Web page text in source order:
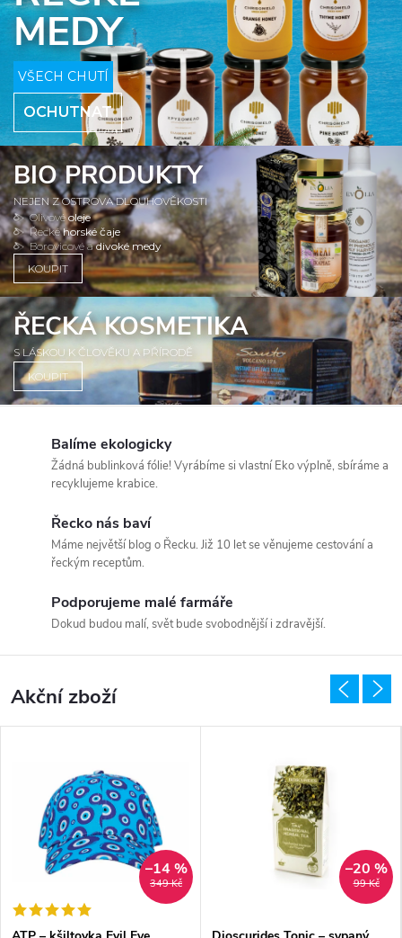
MEDY
VŠECH CHUTÍ
OCHUTNAT
BIO PRODUKTY
NEJEN Z OSTROVA DLOUHOVĚKOSTI
Olivovéoleje
Řeckéhorské čaje
Borovicové adivoké medy
KOUPIT
ŘECKÁ KOSMETIKA
S LÁSKOU K ČLOVĚKU A PŘÍRODĚ
KOUPIT
Balíme ekologicky
Žádná bublinková fólie! Vyrábíme si vlastní Eko výplně, sbíráme a
recyklujeme krabice.
Řecko nás baví
Máme největší blog o Řecku. Již 10 let se věnujeme cestování a
řeckým receptům.
Podporujeme malé farmáře
Dokud budou malí, svět bude svobodnější i zdravější.
Akční zboží
349 Kč
–14 %
99 Kč
–20 %